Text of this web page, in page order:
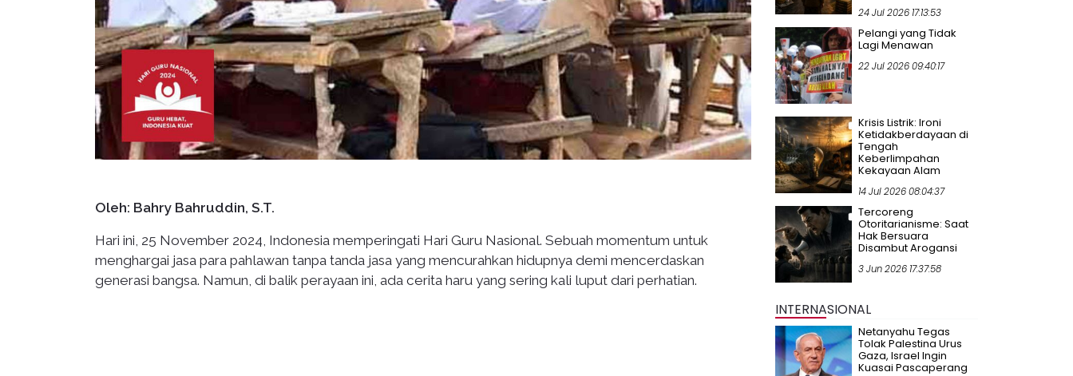
Oleh: Bahry Bahruddin, S.T.
Hari ini, 25 November 2024, Indonesia memperingati Hari Guru Nasional. Sebuah momentum untuk
menghargai jasa para pahlawan tanpa tanda jasa yang mencurahkan hidupnya demi mencerdaskan
generasi bangsa. Namun, di balik perayaan ini, ada cerita haru yang sering kali luput dari perhatian.
24 Jul 2026 17:13:53
Pelangi yang Tidak
Lagi Menawan
22 Jul 2026 09:40:17
Krisis Listrik: Ironi
Ketidakberdayaan di
Tengah
Keberlimpahan
Kekayaan Alam
14 Jul 2026 08:04:37
Tercoreng
Otoritarianisme: Saat
Hak Bersuara
Disambut Arogansi
3 Jun 2026 17:37:58
INTERNASIONAL
Netanyahu Tegas
Tolak Palestina Urus
Gaza, Israel Ingin
Kuasai Pascaperang